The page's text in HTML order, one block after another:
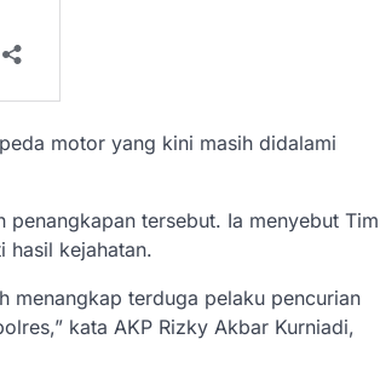
motor yang kini masih didalami
tersebut. Ia menyebut Tim
hasil kejahatan.
menangkap terduga pelaku pencurian
kata AKP Rizky Akbar Kurniadi,